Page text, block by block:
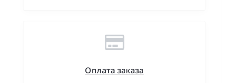
Оплата заказа